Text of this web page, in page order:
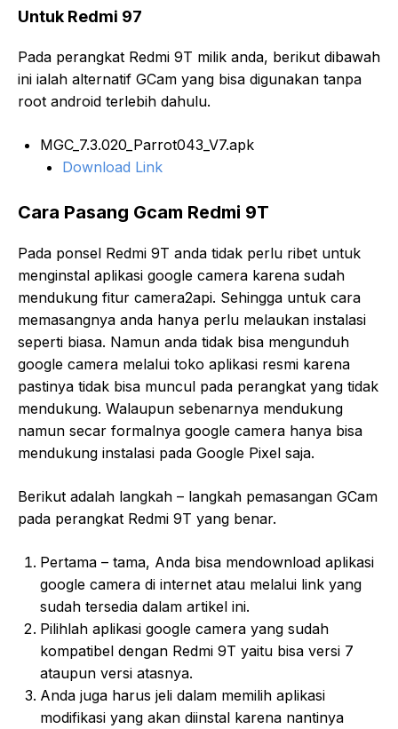
Untuk Redmi 97
Pada perangkat Redmi 9T milik anda, berikut dibawah
ini ialah alternatif GCam yang bisa digunakan tanpa
root android terlebih dahulu.
MGC_7.3.020_Parrot043_V7.apk
Download Link
Cara Pasang Gcam Redmi 9T
Pada ponsel Redmi 9T anda tidak perlu ribet untuk
menginstal aplikasi google camera karena sudah
mendukung fitur camera2api. Sehingga untuk cara
memasangnya anda hanya perlu melaukan instalasi
seperti biasa. Namun anda tidak bisa mengunduh
google camera melalui toko aplikasi resmi karena
pastinya tidak bisa muncul pada perangkat yang tidak
mendukung. Walaupun sebenarnya mendukung
namun secar formalnya google camera hanya bisa
mendukung instalasi pada Google Pixel saja.
Berikut adalah langkah – langkah pemasangan GCam
pada perangkat Redmi 9T yang benar.
Pertama – tama, Anda bisa mendownload aplikasi
google camera di internet atau melalui link yang
sudah tersedia dalam artikel ini.
Pilihlah aplikasi google camera yang sudah
kompatibel dengan Redmi 9T yaitu bisa versi 7
ataupun versi atasnya.
Anda juga harus jeli dalam memilih aplikasi
modifikasi yang akan diinstal karena nantinya